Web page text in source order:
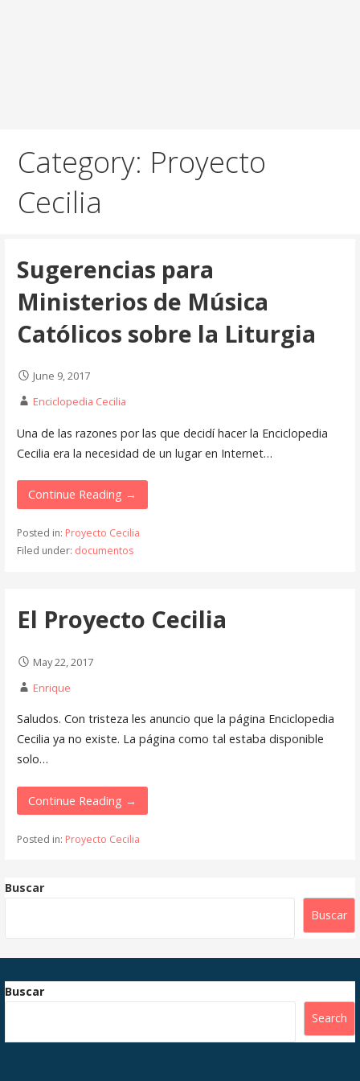
Category: Proyecto
Cecilia
Sugerencias para
Ministerios de Música
Católicos sobre la Liturgia
June 9, 2017
Enciclopedia Cecilia
Una de las razones por las que decidí hacer la Enciclopedia
Cecilia era la necesidad de un lugar en Internet…
Continue Reading →
Posted in: Proyecto Cecilia
Filed under: documentos
El Proyecto Cecilia
May 22, 2017
Enrique
Saludos. Con tristeza les anuncio que la página Enciclopedia
Cecilia ya no existe. La página como tal estaba disponible
solo…
Continue Reading →
Posted in: Proyecto Cecilia
Buscar
Buscar
Buscar
Search